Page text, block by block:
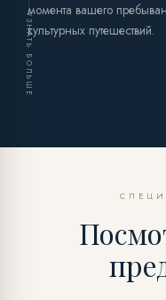
момента вашего
культурных путешествий.
УЗНАТЬ БОЛЬШЕ